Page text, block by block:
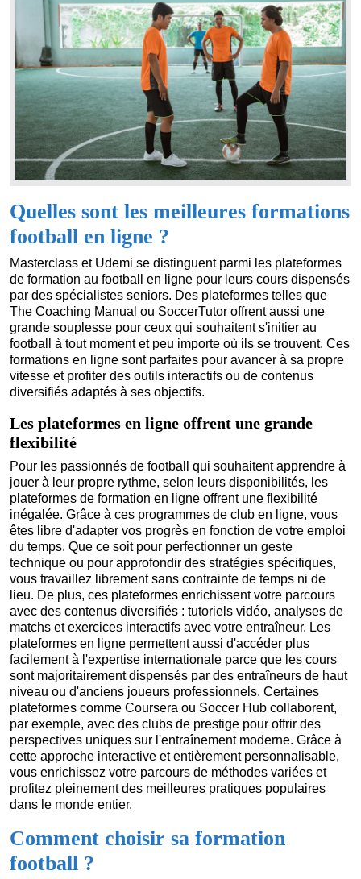
Quelles sont les meilleures formations
football en ligne ?
Masterclass et Udemi se distinguent parmi les plateformes
de formation au football en ligne pour leurs cours dispensés
par des spécialistes seniors. Des plateformes telles que
The Coaching Manual ou SoccerTutor offrent aussi une
grande souplesse pour ceux qui souhaitent s'initier au
football à tout moment et peu importe où ils se trouvent. Ces
formations en ligne sont parfaites pour avancer à sa propre
vitesse et profiter des outils interactifs ou de contenus
diversifiés adaptés à ses objectifs.
Les plateformes en ligne offrent une grande
flexibilité
Pour les passionnés de football qui souhaitent apprendre à
jouer à leur propre rythme, selon leurs disponibilités, les
plateformes de formation en ligne offrent une flexibilité
inégalée. Grâce à ces programmes de club en ligne, vous
êtes libre d'adapter vos progrès en fonction de votre emploi
du temps. Que ce soit pour perfectionner un geste
technique ou pour approfondir des stratégies spécifiques,
vous travaillez librement sans contrainte de temps ni de
lieu. De plus, ces plateformes enrichissent votre parcours
avec des contenus diversifiés : tutoriels vidéo, analyses de
matchs et exercices interactifs avec votre entraîneur. Les
plateformes en ligne permettent aussi d'accéder plus
facilement à l'expertise internationale parce que les cours
sont majoritairement dispensés par des entraîneurs de haut
niveau ou d'anciens joueurs professionnels. Certaines
plateformes comme Coursera ou Soccer Hub collaborent,
par exemple, avec des clubs de prestige pour offrir des
perspectives uniques sur l'entraînement moderne. Grâce à
cette approche interactive et entièrement personnalisable,
vous enrichissez votre parcours de méthodes variées et
profitez pleinement des meilleures pratiques populaires
dans le monde entier.
Comment choisir sa formation
football ?